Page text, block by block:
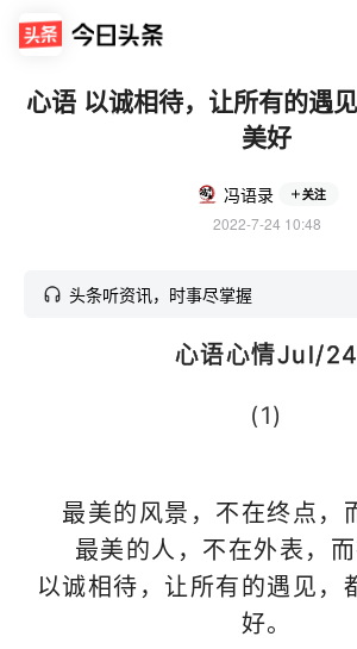
心语 以诚相待，让所有的遇
美好
冯语录 关注
2022-7-24 10:48
头条听资讯，时事尽掌握
心语心情Jul/24
(1)
最美的风景，不在终点，
最美的人，不在外表，而
以诚相待，让所有的遇见，
好。